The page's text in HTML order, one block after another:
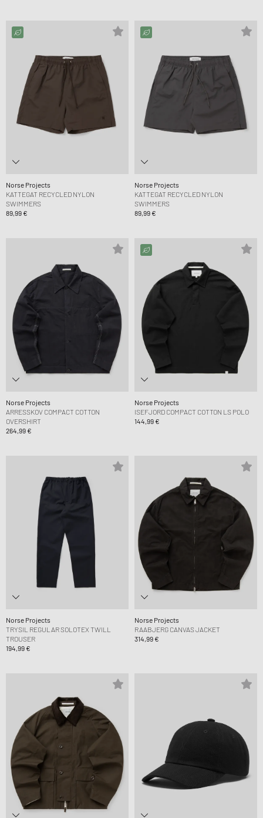
Norse Projects
KATTEGAT RECYCLED NYLON
SWIMMERS
89,99 €
Norse Projects
KATTEGAT RECYCLED NYLON
SWIMMERS
89,99 €
Norse Projects
ARRESSKOV COMPACT COTTON
OVERSHIRT
264,99 €
Norse Projects
ISEFJORD COMPACT COTTON LS POLO
144,99 €
Norse Projects
TRYSIL REGULAR SOLOTEX TWILL
TROUSER
194,99 €
Norse Projects
RAABJERG CANVAS JACKET
314,99 €